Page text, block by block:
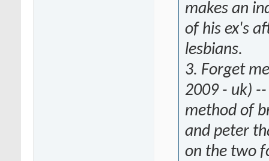
makes an
of his ex's
lesbians.
3. Forget
2009 - uk)
method of
and peter
on the two